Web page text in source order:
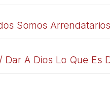
Somos
A Dios Lo Que Es